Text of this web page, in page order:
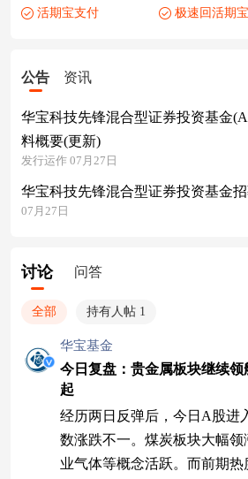
活期宝支付 极速回活期宝
公告 资讯
华宝科技先锋混合型证券投资基金
料概要(更新)
发行运作 07月27日
华宝科技先锋混合型证券投资基金
07月27日
讨论 问答
全部 持有人帖 1
华宝基金
今日复盘：贵金属板块继续
起
经历两日反弹后，今日A股进
数涨跌不一。煤炭板块大幅
业气体等概念活跃。而前期